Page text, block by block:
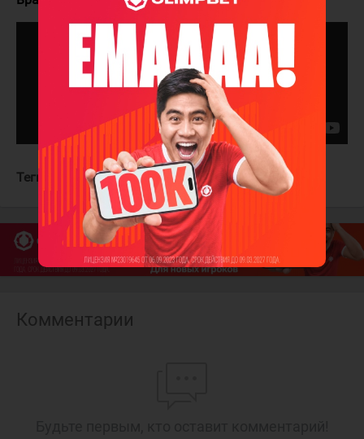
Теги: Тампа-Бэй Лайтнинг Детройт Ред Уингз
Комментарии